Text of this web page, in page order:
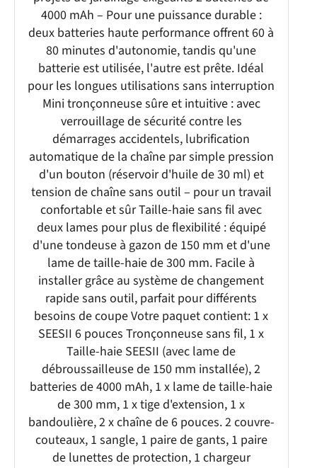
4000 mAh – Pour une puissance durable :
deux batteries haute performance offrent 60 à
80 minutes d'autonomie, tandis qu'une
batterie est utilisée, l'autre est prête. Idéal
pour les longues utilisations sans interruption
Mini tronçonneuse sûre et intuitive : avec
verrouillage de sécurité contre les
démarrages accidentels, lubrification
automatique de la chaîne par simple pression
d'un bouton (réservoir d'huile de 30 ml) et
tension de chaîne sans outil – pour un travail
confortable et sûr Taille-haie sans fil avec
deux lames pour plus de flexibilité : équipé
d'une tondeuse à gazon de 150 mm et d'une
lame de taille-haie de 300 mm. Facile à
installer grâce au système de changement
rapide sans outil, parfait pour différents
besoins de coupe Votre paquet contient: 1 x
SEESII 6 pouces Tronçonneuse sans fil, 1 x
Taille-haie SEESII (avec lame de
débroussailleuse de 150 mm installée), 2
batteries de 4000 mAh, 1 x lame de taille-haie
de 300 mm, 1 x tige d'extension, 1 x
bandoulière, 2 x chaîne de 6 pouces. 2 couvre-
couteaux, 1 sangle, 1 paire de gants, 1 paire
de lunettes de protection, 1 chargeur